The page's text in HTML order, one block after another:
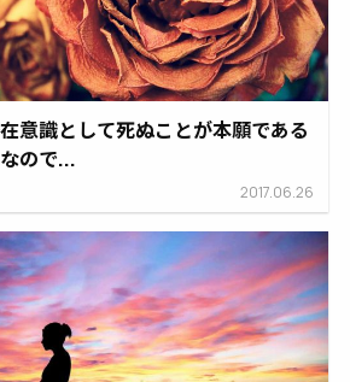
在意識として死ぬことが本願である
ので...
2017.06.26